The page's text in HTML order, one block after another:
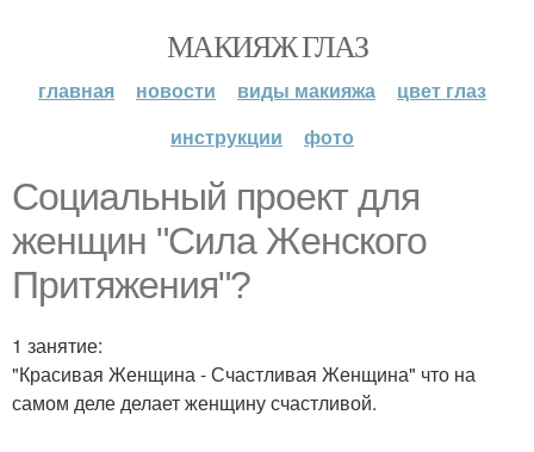
МАКИЯЖ ГЛАЗ
главная новости виды макияжа
цвет глаз
инструкции
фото
Социальный проект для
женщин "Сила Женского
Притяжения"?
1 занятие:
"Красивая Женщина - Счастливая Женщина" что на
самом деле делает женщину счастливой.